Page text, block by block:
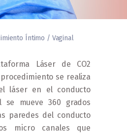
Home»Rejuvenecimiento
Íntimo / Vaginal
Íntimo / Vaginal
Láser de CO2
se realiza
láser en el conducto
se mueve 360 grados
paredes del conducto
micro canales que